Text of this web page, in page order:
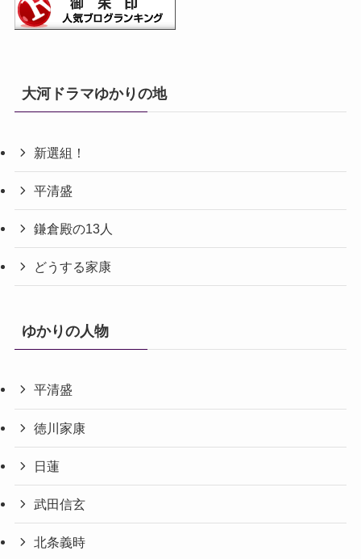
大河ドラマゆかりの地
新選組！
平清盛
鎌倉殿の13人
どうする家康
ゆかりの人物
平清盛
徳川家康
日蓮
武田信玄
北条義時